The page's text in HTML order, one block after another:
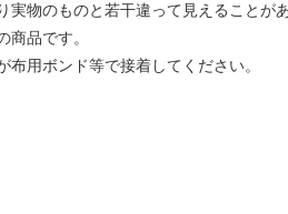
物のものと若干違って見えることが
品です。
用ボンド等で接着してください。